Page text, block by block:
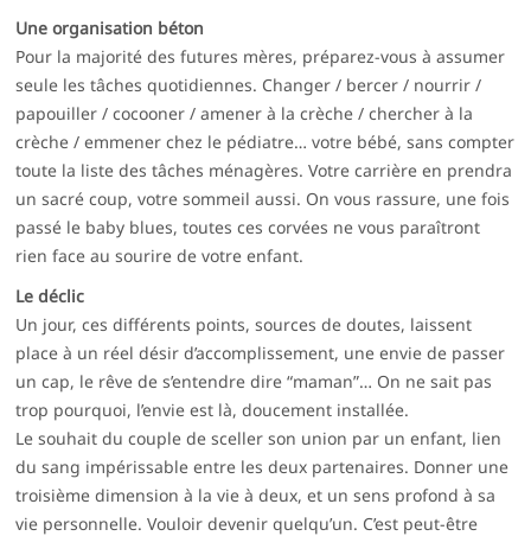
Une organisation béton
Pour la majorité des futures mères, préparez-vous à assumer
seule les tâches quotidiennes. Changer / bercer / nourrir /
papouiller / cocooner / amener à la crèche / chercher à la
crèche / emmener chez le pédiatre… votre bébé, sans compter
toute la liste des tâches ménagères. Votre carrière en prendra
un sacré coup, votre sommeil aussi. On vous rassure, une fois
passé le baby blues, toutes ces corvées ne vous paraîtront
rien face au sourire de votre enfant.
Le déclic
Un jour, ces différents points, sources de doutes, laissent
place à un réel désir d’accomplissement, une envie de passer
un cap, le rêve de s’entendre dire “maman”… On ne sait pas
trop pourquoi, l’envie est là, doucement installée.
Le souhait du couple de sceller son union par un enfant, lien
du sang impérissable entre les deux partenaires. Donner une
troisième dimension à la vie à deux, et un sens profond à sa
vie personnelle. Vouloir devenir quelqu’un. C’est peut-être